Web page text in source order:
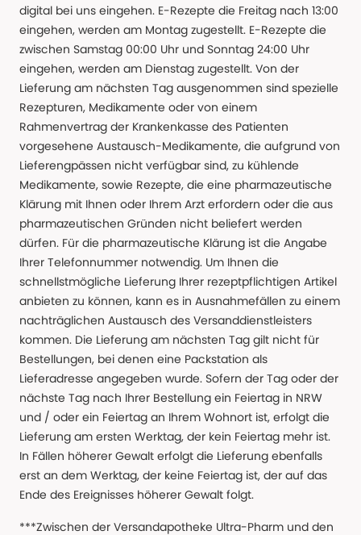
digital bei uns eingehen. E-Rezepte die Freitag nach 13:00
eingehen, werden am Montag zugestellt. E-Rezepte die
zwischen Samstag 00:00 Uhr und Sonntag 24:00 Uhr
eingehen, werden am Dienstag zugestellt. Von der
Lieferung am nächsten Tag ausgenommen sind spezielle
Rezepturen, Medikamente oder von einem
Rahmenvertrag der Krankenkasse des Patienten
vorgesehene Austausch-Medikamente, die aufgrund von
Lieferengpässen nicht verfügbar sind, zu kühlende
Medikamente, sowie Rezepte, die eine pharmazeutische
Klärung mit Ihnen oder Ihrem Arzt erfordern oder die aus
pharmazeutischen Gründen nicht beliefert werden
dürfen. Für die pharmazeutische Klärung ist die Angabe
Ihrer Telefonnummer notwendig. Um Ihnen die
schnellstmögliche Lieferung Ihrer rezeptpflichtigen Artikel
anbieten zu können, kann es in Ausnahmefällen zu einem
nachträglichen Austausch des Versanddienstleisters
kommen. Die Lieferung am nächsten Tag gilt nicht für
Bestellungen, bei denen eine Packstation als
Lieferadresse angegeben wurde. Sofern der Tag oder der
nächste Tag nach Ihrer Bestellung ein Feiertag in NRW
und / oder ein Feiertag an Ihrem Wohnort ist, erfolgt die
Lieferung am ersten Werktag, der kein Feiertag mehr ist.
In Fällen höherer Gewalt erfolgt die Lieferung ebenfalls
erst an dem Werktag, der keine Feiertag ist, der auf das
Ende des Ereignisses höherer Gewalt folgt.
***Zwischen der Versandapotheke Ultra-Pharm und den